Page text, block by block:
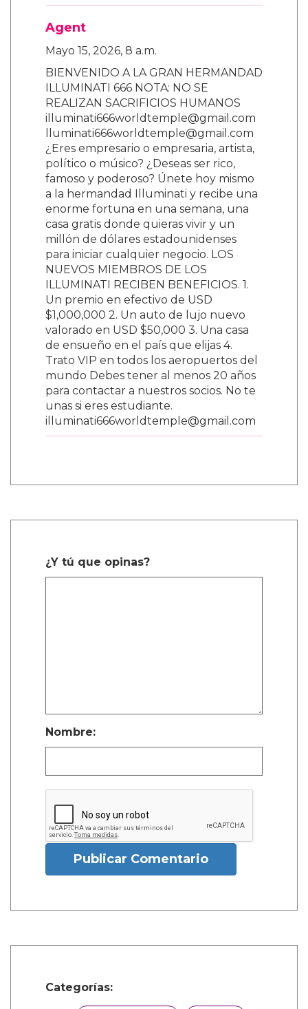
Agent
Mayo 15, 2026, 8 a.m.
BIENVENIDO A LA GRAN HERMANDAD
ILLUMINATI 666 NOTA: NO SE
REALIZAN SACRIFICIOS HUMANOS
illuminati666worldtemple@gmail.com
lluminati666worldtemple@gmail.com
¿Eres empresario o empresaria, artista,
político o músico? ¿Deseas ser rico,
famoso y poderoso? Únete hoy mismo
a la hermandad Illuminati y recibe una
enorme fortuna en una semana, una
casa gratis donde quieras vivir y un
millón de dólares estadounidenses
para iniciar cualquier negocio. LOS
NUEVOS MIEMBROS DE LOS
ILLUMINATI RECIBEN BENEFICIOS. 1.
Un premio en efectivo de USD
$1,000,000 2. Un auto de lujo nuevo
valorado en USD $50,000 3. Una casa
de ensueño en el país que elijas 4.
Trato VIP en todos los aeropuertos del
mundo Debes tener al menos 20 años
para contactar a nuestros socios. No te
unas si eres estudiante.
illuminati666worldtemple@gmail.com
¿Y tú que opinas?
Nombre:
Publicar Comentario
Categorías: